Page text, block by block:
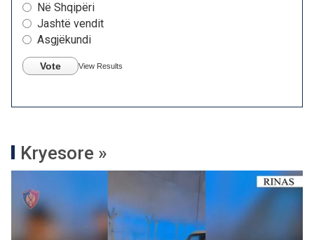
Në Shqipëri
Jashtë vendit
Asgjëkundi
Vote View Results
Kryesore »